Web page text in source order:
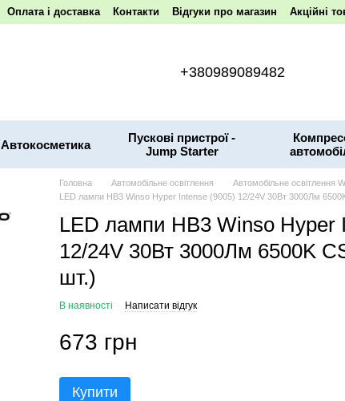
Оплата і доставка Контакти Відгуки про магазин
Акційні
+380989089482
Автокосметика
Пускові пристрої -
Jump Starter
Головна Автомобільне освітлення
Автомобільне освітлення
LED лампи HB3 Winso Hyper Intense (9005) 12/24V 30Вт 3000Лм
LED лампи HB3 Winso Hyper
12/24V 30Вт 3000Лм 6500K
шт.)
В наявності Написати відгук
673 грн
Купити